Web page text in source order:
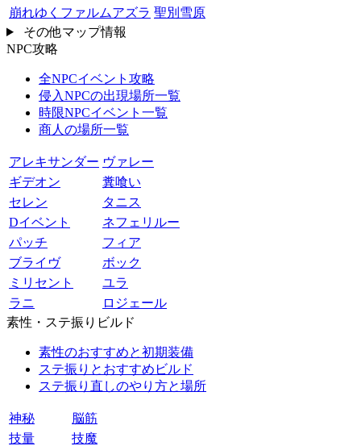
崩れゆくファルムアズラ 聖別雪原
その他マップ情報
NPC攻略
全NPCイベント攻略
侵入NPCの出現場所一覧
時限NPCイベント一覧
商人の場所一覧
アレキサンダー ヴァレー
ギデオン
糞喰い
セレン
タニス
Dイベント
ネフェリルー
パッチ
フィア
ブライヴ
ボック
ミリセント
ユラ
ラニ
ロジェール
素性・ステ振りビルド
素性のおすすめと初期装備
ステ振りとおすすめビルド
ステ振り直しのやり方と場所
神秘
脳筋
技量
技魔